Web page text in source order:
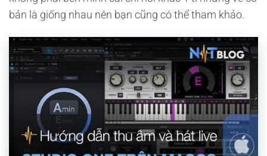
bản là giống nhau nên bạn cũng có thể tham khảo.